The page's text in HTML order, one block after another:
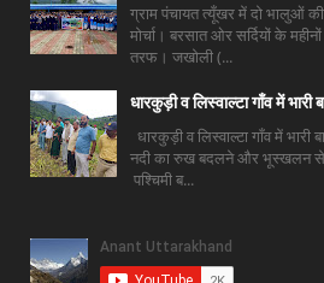
ग्राम पंचायत त्यूँखर में दो भालुओं
मोर्चा। बरसात ओर सर्दियों के
तरफ। जखोली (...
धारकुड़ी व लिस्वाल्टा गाँव में भारी
धारकुड़ी व लिस्वाल्टा गाँव में
नदी का रुख बदलने और भूस्खलन से
पश्चिमी ब...